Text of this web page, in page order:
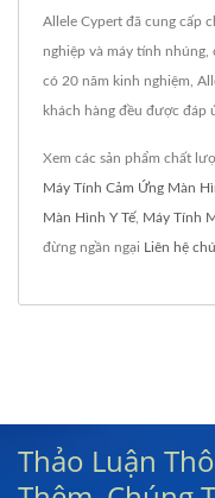
Allele Cypert đã cung cấp
nghiệp và máy tính nhúng,
có 20 năm kinh nghiệm,
khách hàng đều được đáp
Xem các sản phẩm chất
Máy Tính Cảm Ứng Màn
Màn Hình Y Tế, Máy Tính
đừng ngần ngại Liên hệ
Thảo Luận